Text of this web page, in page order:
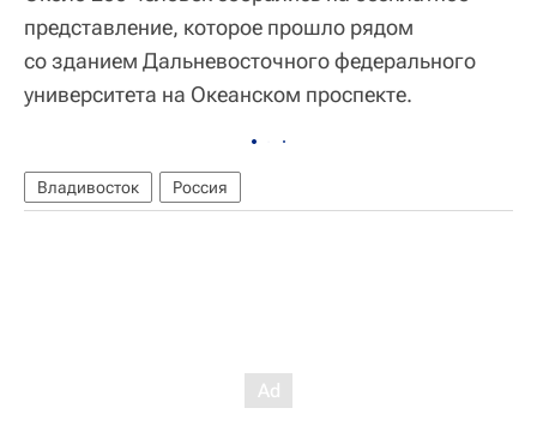
представление, которое прошло рядом
со зданием Дальневосточного федерального
университета на Океанском проспекте.
Владивосток Россия